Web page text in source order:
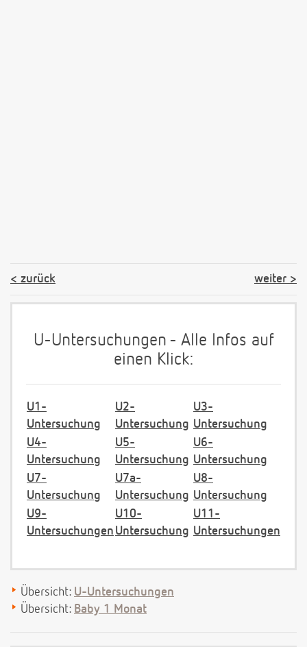
zurück weiter
U-Untersuchungen - Alle Infos auf
einen Klick:
U1-
Untersuchung
U2-
Untersuchung
U3-
Untersuchung
U4-
Untersuchung
U5-
Untersuchung
U6-
Untersuchung
U7-
Untersuchung
U7a-
Untersuchung
U8-
Untersuchung
U9-
Untersuchungen
U10-
Untersuchung
U11-
Untersuchungen
Übersicht: U-Untersuchungen
Übersicht: Baby 1 Monat